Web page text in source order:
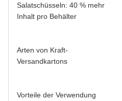
Salatschüsseln: 40 % mehr
Inhalt pro Behälter
Arten von Kraft-
Versandkartons
Vorteile der Verwendung